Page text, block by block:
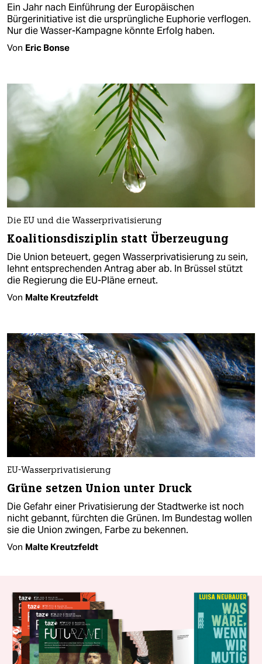
Ein Jahr nach Einführung der Europäischen
Bürgerinitiative ist die ursprüngliche Euphorie verflogen.
Nur die Wasser-Kampagne könnte Erfolg haben.
Von Eric Bonse
Die EU und die Wasserprivatisierung
Koalitionsdisziplin statt Überzeugung
Die Union beteuert, gegen Wasserprivatisierung zu sein,
lehnt entsprechenden Antrag aber ab. In Brüssel stützt
die Regierung die EU-Pläne erneut.
Von Malte Kreutzfeldt
EU-Wasserprivatisierung
Grüne setzen Union unter Druck
Die Gefahr einer Privatisierung der Stadtwerke ist noch
nicht gebannt, fürchten die Grünen. Im Bundestag wollen
sie die Union zwingen, Farbe zu bekennen.
Von Malte Kreutzfeldt